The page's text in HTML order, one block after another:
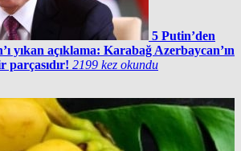
5 Putin’den
yıkan açıklama: Karabağ Azerbaycan’ın
parçasıdır! 2199 kez okundu